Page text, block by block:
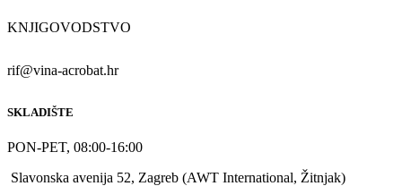
KNJIGOVODSTVO
rif@vina-acrobat.hr
SKLADIŠTE
PON-PET, 08:00-16:00
Slavonska avenija 52, Zagreb (AWT International, Žitnjak)